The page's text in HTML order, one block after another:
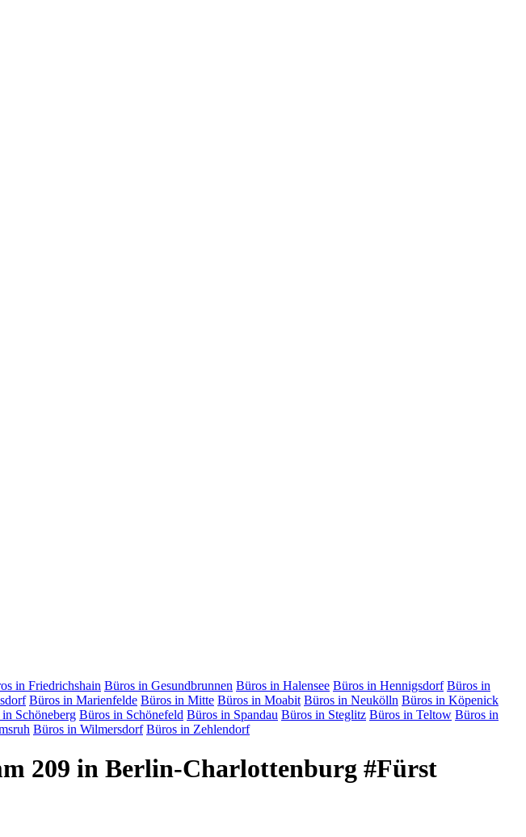
in Friedrichshain Büros in Gesundbrunnen Büros in Halensee Büros in Hennigsdorf Büros in
Büros in Marienfelde Büros in Mitte Büros in Moabit Büros in Neukölln Büros in Köpenick
Schöneberg Büros in Schönefeld Büros in Spandau Büros in Steglitz Büros in Teltow Büros in
Büros in Wilmersdorf Büros in Zehlendorf
209 in Berlin-Charlottenburg #Fürst